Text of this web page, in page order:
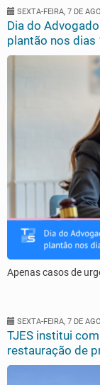
SEXTA-FEIRA, 7 DE
Dia do
plantão nos
Apenas casos de
SEXTA-FEIRA, 7 DE
TJES institui
restauração de